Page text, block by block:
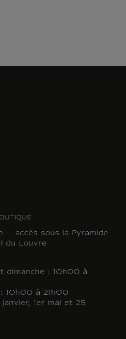
– accès sous la Pyramide
du Louvre
dimanche : 10h00 à
10h00 à 21h00
janvier, 1er mai et 25